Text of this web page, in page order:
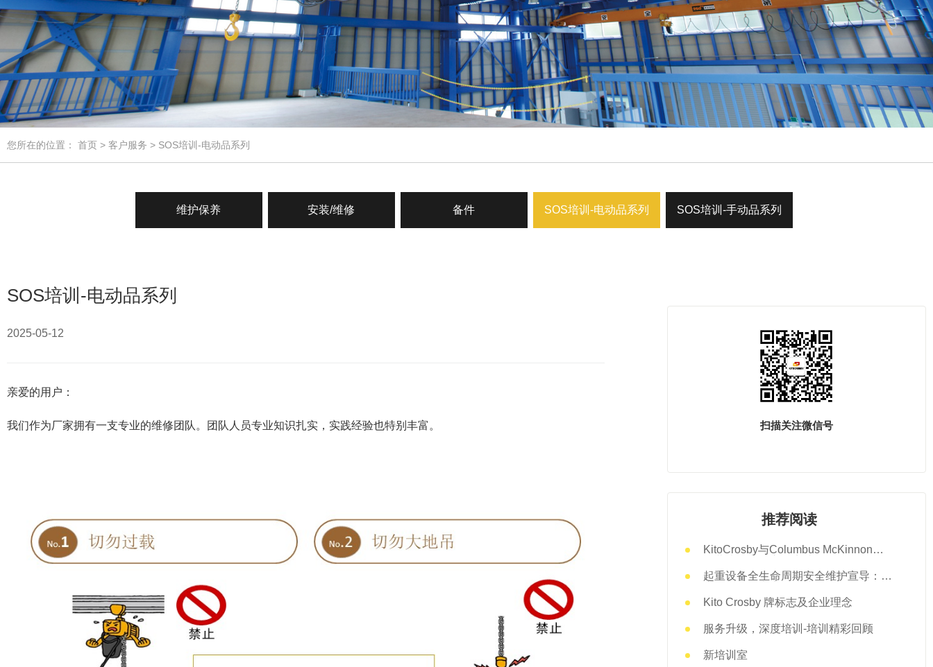
您所在的位置： 首页 > 客户服务 > SOS培训-电动品系列
维护保养 安装/维修 备件 SOS培训-电动品系列 SOS培训-手动品系列
SOS培训-电动品系列
2025-05-12
亲爱的用户：
我们作为厂家拥有一支专业的维修团队。团队人员专业知识扎实，实践经验也特别丰富。 扫描关注微信号
推荐阅读
KitoCrosby与Columbus McKinnon的
起重设备全生命周期安全维护宣导：以
Kito Crosby 牌标志及企业理念
服务升级，深度培训-培训精彩回顾
新培训室